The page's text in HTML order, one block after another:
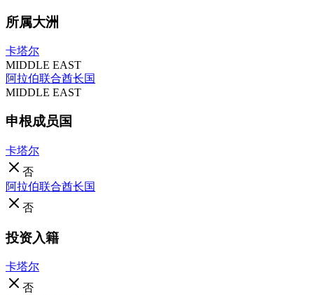
所属大洲
卡塔尔
MIDDLE EAST
阿拉伯联合酋长国
MIDDLE EAST
申根成员国
卡塔尔
否
阿拉伯联合酋长国
否
投资入籍
卡塔尔
否